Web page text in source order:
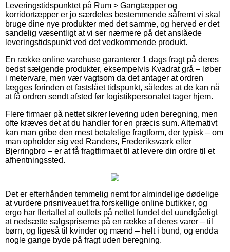
Leveringstidspunktet på Rum > Gangtæpper og
korridortæpper er jo særdeles bestemmende såfremt vi skal
bruge dine nye produkter med det samme, og herved er det
sandelig væsentligt at vi ser nærmere på det anslåede
leveringstidspunkt ved det vedkommende produkt.
En række online varehuse garanterer 1 dags fragt på deres
bedst sælgende produkter, eksempelvis Kvadrat grå – løber
i metervare, men vær vagtsom da det antager at ordren
lægges forinden et fastslået tidspunkt, således at de kan nå
at få ordren sendt afsted før logistikpersonalet tager hjem.
Flere firmaer på nettet sikrer levering uden beregning, men
ofte kræves det at du handler for en præcis sum. Alternativt
kan man gribe den mest betalelige fragtform, der typisk – om
man opholder sig ved Randers, Frederiksværk eller
Bjerringbro – er at få fragtfirmaet til at levere din ordre til et
afhentningssted.
Det er efterhånden temmelig nemt for almindelige dødelige
at vurdere prisniveauet fra forskellige online butikker, og
ergo har flertallet af outlets på nettet fundet det uundgåeligt
at nedsætte salgspriserne på en række af deres varer – til
børn, og ligeså til kvinder og mænd – helt i bund, og endda
nogle gange byde på fragt uden beregning.